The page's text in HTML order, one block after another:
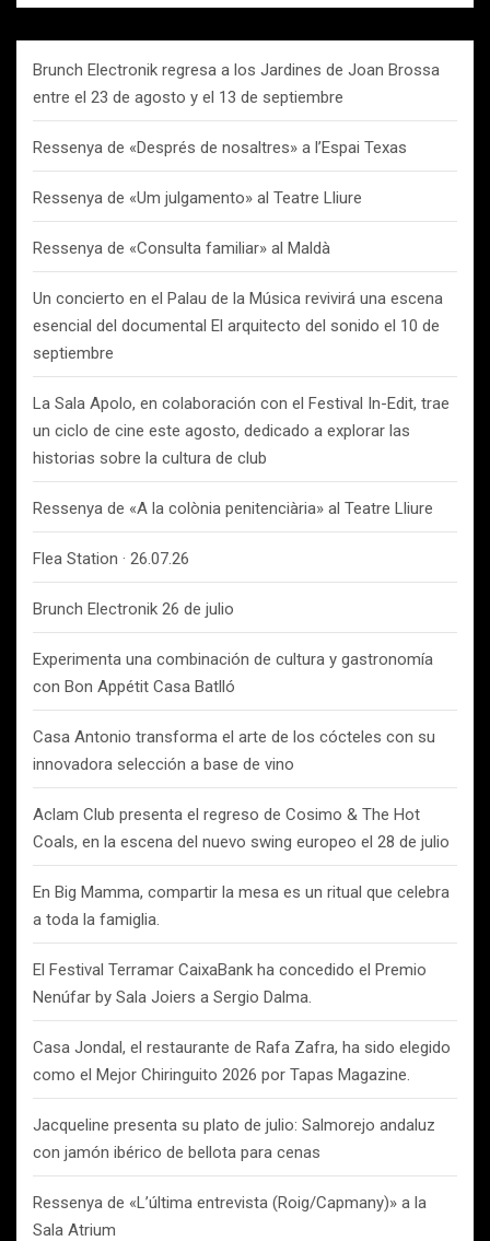
Brunch Electronik regresa a los Jardines de Joan Brossa
entre el 23 de agosto y el 13 de septiembre
Ressenya de «Després de nosaltres» a l’Espai Texas
Ressenya de «Um julgamento» al Teatre Lliure
Ressenya de «Consulta familiar» al Maldà
Un concierto en el Palau de la Música revivirá una escena
esencial del documental El arquitecto del sonido el 10 de
septiembre
La Sala Apolo, en colaboración con el Festival In-Edit, trae
un ciclo de cine este agosto, dedicado a explorar las
historias sobre la cultura de club
Ressenya de «A la colònia penitenciària» al Teatre Lliure
Flea Station · 26.07.26
Brunch Electronik 26 de julio
Experimenta una combinación de cultura y gastronomía
con Bon Appétit Casa Batlló
Casa Antonio transforma el arte de los cócteles con su
innovadora selección a base de vino
Aclam Club presenta el regreso de Cosimo & The Hot
Coals, en la escena del nuevo swing europeo el 28 de julio
En Big Mamma, compartir la mesa es un ritual que celebra
a toda la famiglia.
El Festival Terramar CaixaBank ha concedido el Premio
Nenúfar by Sala Joiers a Sergio Dalma.
Casa Jondal, el restaurante de Rafa Zafra, ha sido elegido
como el Mejor Chiringuito 2026 por Tapas Magazine.
Jacqueline presenta su plato de julio: Salmorejo andaluz
con jamón ibérico de bellota para cenas
Ressenya de «L’última entrevista (Roig/Capmany)» a la
Sala Atrium